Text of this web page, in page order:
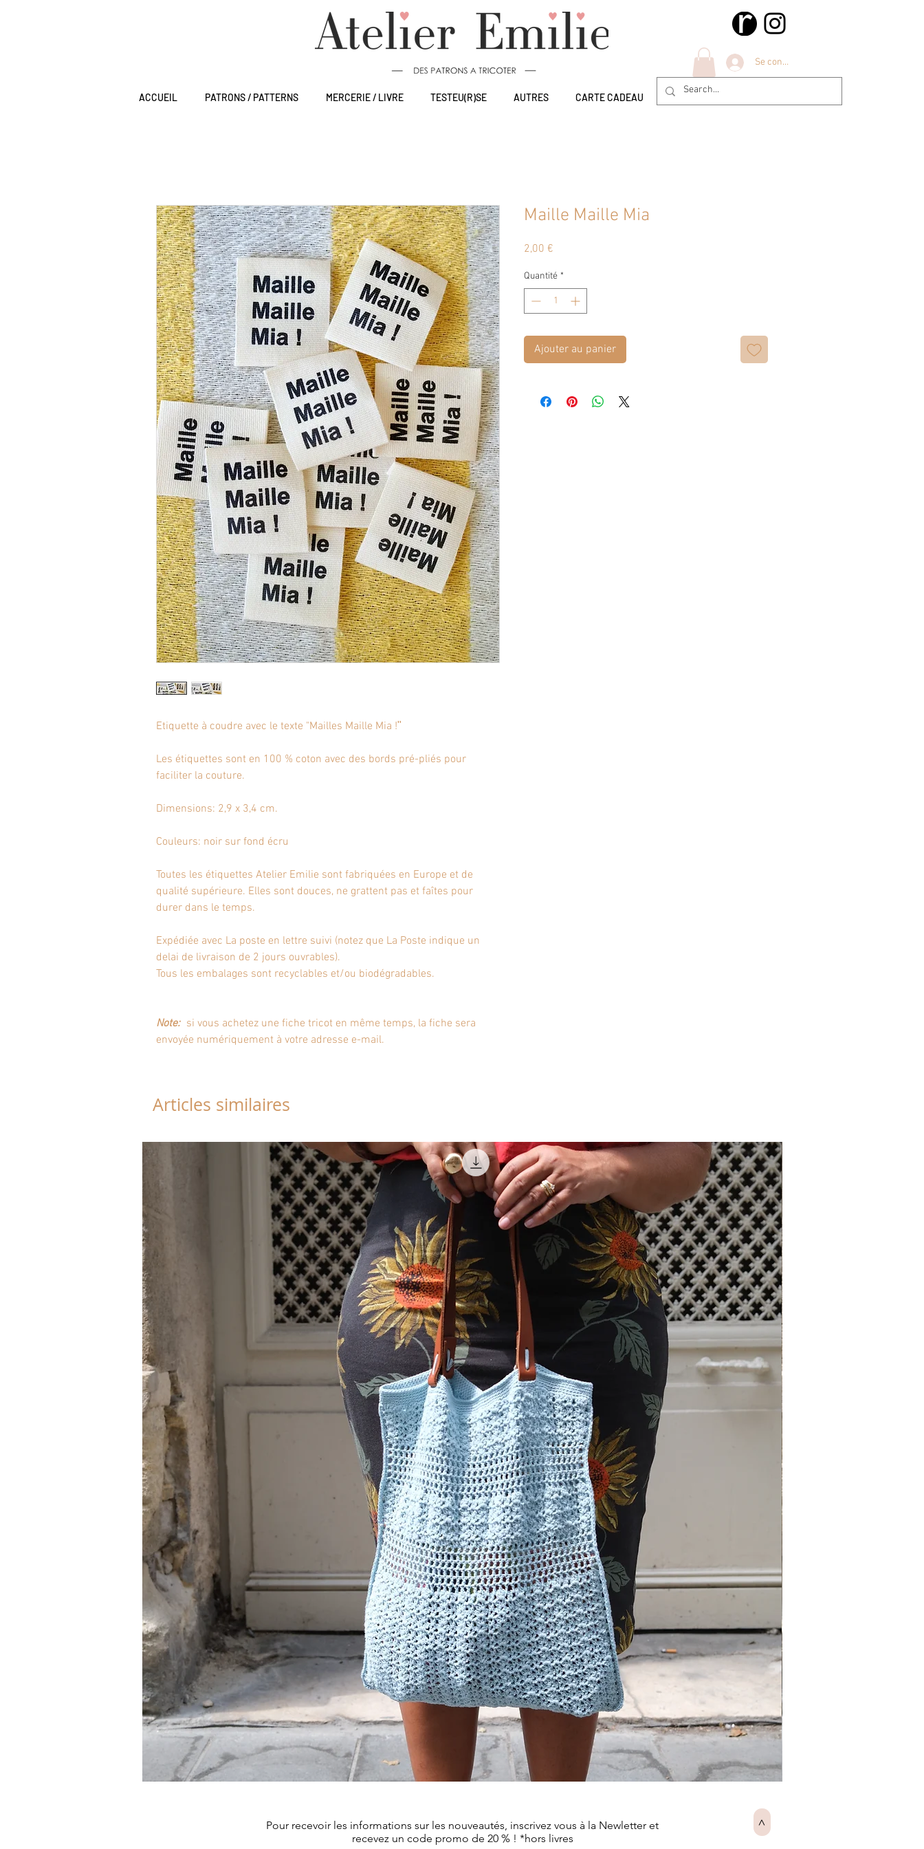
ACCUEIL PATRONS / PATTERNS MERCERIE / LIVRE TESTEU(R)SE AUTRES CARTE CADEAU
Se connecter
Etiquette à coudre avec le texte "Mailles Maille Mia !"
Les étiquettes sont en 100 % coton avec des bords pré-pliés pour
faciliter la couture.
Dimensions: 2,9 x 3,4 cm.
Couleurs: noir sur fond écru
Toutes les étiquettes Atelier Emilie sont fabriquées en Europe et de
qualité supérieure. Elles sont douces, ne grattent pas et faîtes pour
durer dans le temps.
Expédiée avec La poste en lettre suivi (notez que La Poste indique un
delai de livraison de 2 jours ouvrables).
Tous les embalages sont recyclables et/ou biodégradables.
Note: si vous achetez une fiche tricot en même temps, la fiche sera
envoyée numériquement à votre adresse e-mail.
Maille Maille Mia
2,00 €
Quantité *
Ajouter au panier
Articles similaires
Pour recevoir les informations sur les nouveautés, inscrivez vous à la Newletter et
recevez un code promo de 20 % ! *hors livres
>